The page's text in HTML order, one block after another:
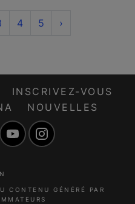
4 5 ›Next
INSCRIVEZ-VOUS
NOUVELLES
Twitter YouTube
CONTENU GÉNÉRÉ PAR